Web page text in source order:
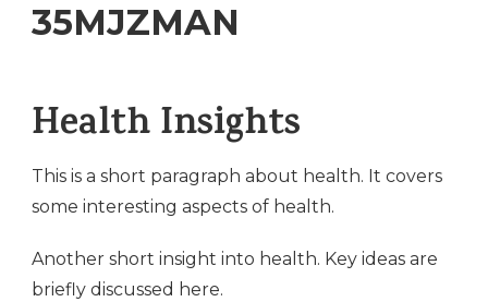
35MJZMAN
Health Insights
This is a short paragraph about health. It covers
some interesting aspects of health.
Another short insight into health. Key ideas are
briefly discussed here.